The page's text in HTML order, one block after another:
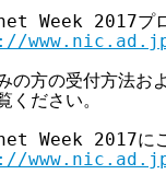
Week 2017プ
の方の受付方法お
ださい。
Week 2017にご